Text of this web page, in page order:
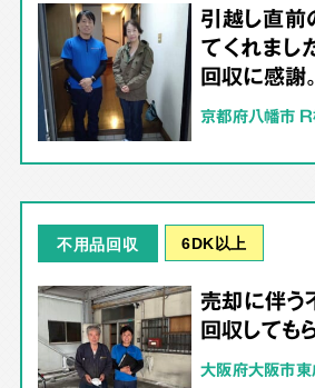
引越し直前
てくれまし
回収に感謝。
京都府八幡市
不用品回収 6DK以上
売却に伴う
回収しても
大阪府大阪市